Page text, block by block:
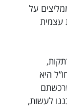
על
עצמית
היא
לעשות,